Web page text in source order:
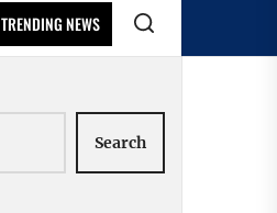
TRENDING NEWS
Search